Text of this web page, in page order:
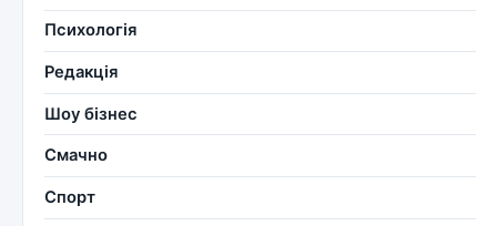
Психологія
Редакція
Шоу бізнес
Смачно
Спорт